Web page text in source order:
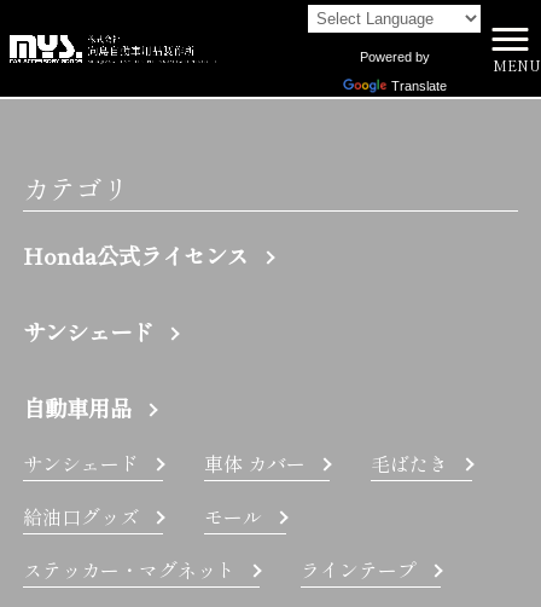
Powered by
Translate
MENU
V8 | 株式会社向島自動車用品製作所
カテゴリ
Honda公式ライセンス
サンシェード
自動車用品
サンシェード 車体 カバー
毛ばたき
給油口グッズ
モール
ステッカー・マグネット
ラインテープ